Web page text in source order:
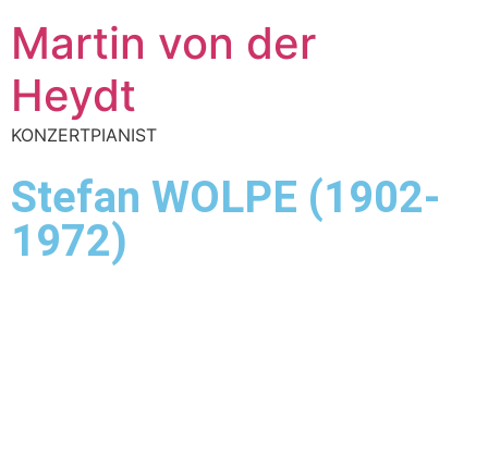
Martin von der
Heydt
KONZERTPIANIST
Stefan WOLPE (1902-
1972)